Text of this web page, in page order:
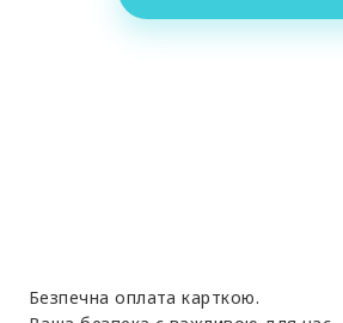
Безпечна оплата карткою.